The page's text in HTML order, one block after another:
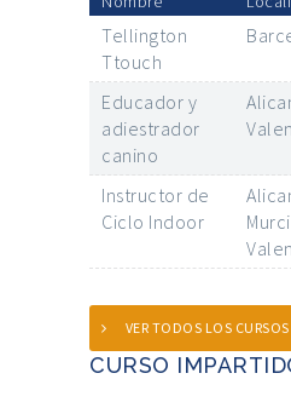
Tellington
Ttouch
Educador y
adiestrador
canino
Instructor de
Ciclo Indoor
VER TODOS LOS CURSOS
CURSO